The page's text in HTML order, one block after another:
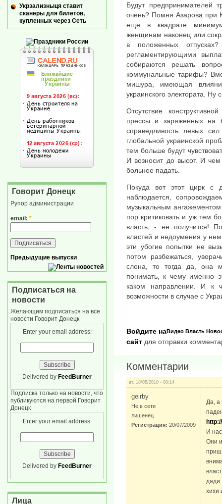
Будут предпринимателей
очень? Помня Азарова при
еще в квадрате
женщинам наконец или
в положенных
регламентирующими
собираются решать
коммунальные тарифы?
мишура, имеющая
украинского электората. Ну
Отсутствие
прессы и заряженных на
справедливость левых
глобальной украинской
тем больше будут
И возносит до высот. И
больнее падать.
Покуда вот этот цирк с
наблюдается,
музыкальным
пор критиковать и уж тем
власть, - не получится!
властей и недоумения у
эти убогие попытки не
потом разбежаться,
слона, то тогда да, она
понимать, к чему именно
каком направлении. И к
возможности в случае с
Видео Власть
Войдите на
сайт для отправки
Комментарии
вт, 18/05/2010 - 00:14
geirby
Не в сети
лишенец
Регистрация: 20/07/2009
Да, а
И
Они
хихи
Укрзализныця ставит
сканеры для билетов,
купленных через Сеть
Говорит Донецк
Рупор администрации
email: *
Предыдущие выпуски
Подписаться на
новости
Желающим подписаться на все
новости Говорит Донецк
Enter your email address:
Delivered by FeedBurner
Подписка только на новости, что
публикуются на первой Говорит
Донецк
Enter your email address:
Delivered by FeedBurner
Лица